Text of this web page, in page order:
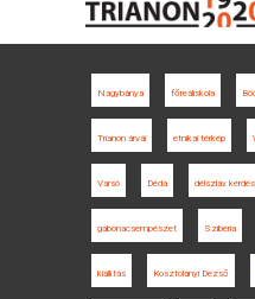
Nagybánya főreáliskola
Trianon árvái etnikai térkép
Varsó Déda délszláv kérdés
gabonacsempészet Szibéria
kiállítás Kosztolányi Dezső